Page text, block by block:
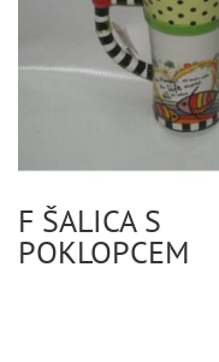
F ŠALICA S
POKLOPCEM